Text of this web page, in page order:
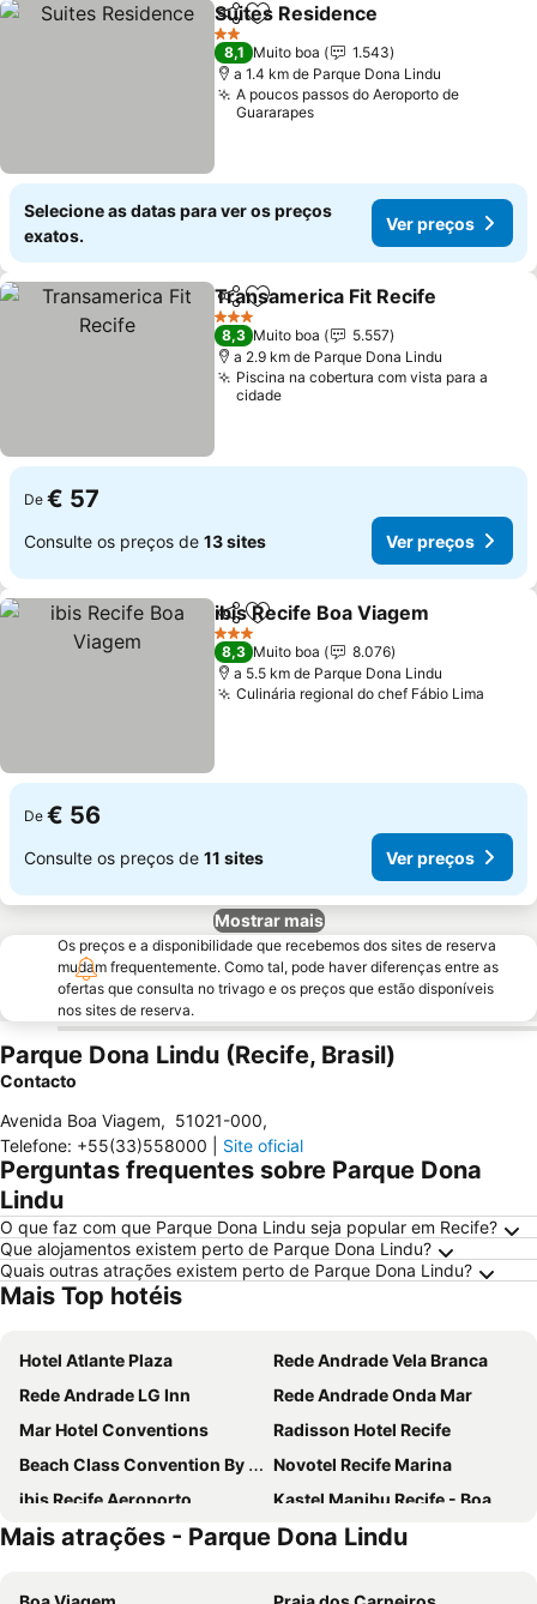
PartilharAdicionar aos favoritos
Suites Residence
2 Estrelas
8,1 Muito boa
1.543
a 1.4 km de Parque Dona Lindu
A poucos passos do Aeroporto de
Guararapes
Selecione as datas para ver os preços
exatos.
Ver preços
PartilharAdicionar aos favoritos
Transamerica Fit Recife
3 Estrelas
8,3 Muito boa
5.557
a 2.9 km de Parque Dona Lindu
Piscina na cobertura com vista para a
cidade
De € 57
Consulte os preços de 13 sites Ver preços
PartilharAdicionar aos favoritos
ibis Recife Boa Viagem
3 Estrelas
8,3 Muito boa
8.076
a 5.5 km de Parque Dona Lindu
Culinária regional do chef Fábio Lima
De € 56
Consulte os preços de 11 sites Ver preços
Mostrar mais
Os preços e a disponibilidade que recebemos dos sites de reserva
mudam frequentemente. Como tal, pode haver diferenças entre as
ofertas que consulta no trivago e os preços que estão disponíveis
nos sites de reserva.
Parque Dona Lindu (Recife, Brasil)
Contacto
Avenida Boa Viagem, 51021-000,
Telefone: +55(33)558000 Site oficial
Perguntas frequentes sobre Parque Dona
Lindu
O que faz com que Parque Dona Lindu seja popular em Recife?
Que alojamentos existem perto de Parque Dona Lindu?
Quais outras atrações existem perto de Parque Dona Lindu?
Mais Top hotéis
Hotel Atlante Plaza
Rede Andrade Vela Branca
Rede Andrade LG Inn
Rede Andrade Onda Mar
Mar Hotel Conventions
Radisson Hotel Recife
Beach Class Convention By Mai
Novotel Recife Marina
ibis Recife Aeroporto
Kastel Manibu Recife - Boa Viagem
Mercure Recife Navegantes Hotel
Hotel Euro Suíte Recife Boa Viagem
Mais atrações - Parque Dona Lindu